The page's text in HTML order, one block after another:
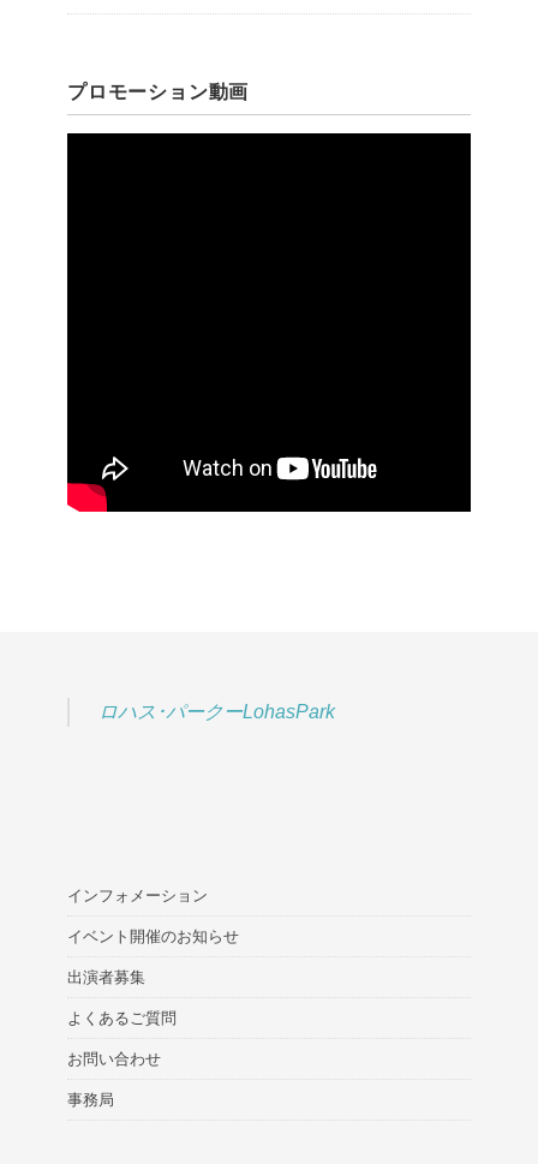
プロモーション動画
ロハス･パークーLohasPark
インフォメーション
イベント開催のお知らせ
出演者募集
よくあるご質問
お問い合わせ
事務局